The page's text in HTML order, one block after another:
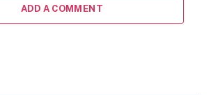
ADD A COMMENT